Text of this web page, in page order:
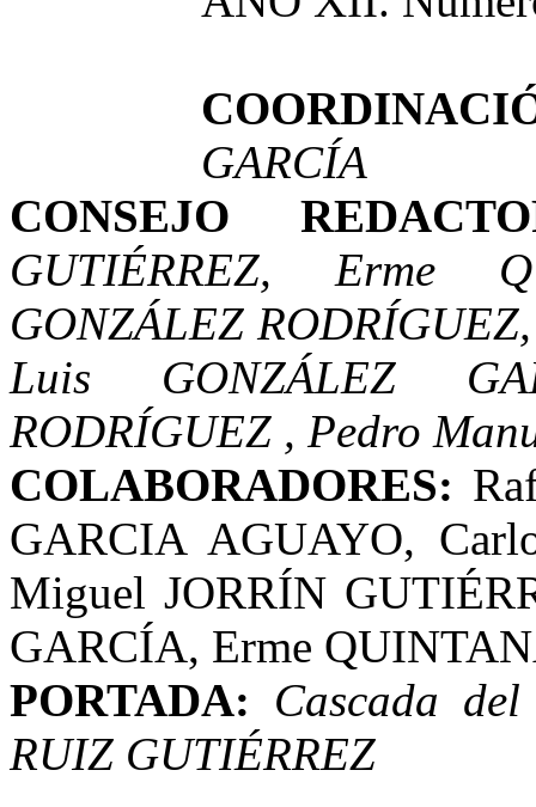
GARCÍA
CONSEJO
GUTIÉRREZ, Erme
GONZÁLEZ
Luis GONZÁLEZ
RODRÍGUEZ , Pedro
COLABORADORES:
GARCIA AGUAYO,
Miguel JORRÍN
GARCÍA, Erme
PORTADA: Cascada
RUIZ GUTIÉRREZ